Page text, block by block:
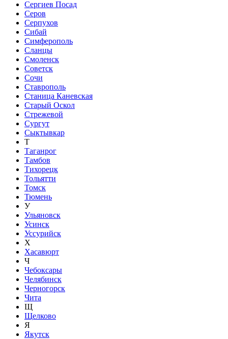
Сергиев Посад
Серов
Серпухов
Сибай
Симферополь
Сланцы
Смоленск
Советск
Сочи
Ставрополь
Станица Каневская
Старый Оскол
Стрежевой
Сургут
Сыктывкар
Т
Таганрог
Тамбов
Тихорецк
Тольятти
Томск
Тюмень
У
Ульяновск
Усинск
Уссурийск
Х
Хасавюрт
Ч
Чебоксары
Челябинск
Черногорск
Чита
Щ
Щелково
Я
Якутск